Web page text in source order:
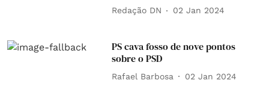
Redação DN 02 Jan 2024
PS cava fosso de nove pontos
sobre o PSD
Rafael Barbosa 02 Jan 2024